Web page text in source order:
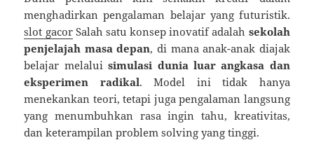
menghadirkan pengalaman belajar yang futuristik.
slot gacorSalah satu konsep inovatif adalah sekolah
penjelajah masa depan, di mana anak-anak diajak
belajar melaluisimulasi dunia luar angkasa dan
eksperimen radikal. Model ini tidak hanya
menekankan teori, tetapi juga pengalaman langsung
yang menumbuhkan rasa ingin tahu, kreativitas,
dan keterampilan problem solving yang tinggi.